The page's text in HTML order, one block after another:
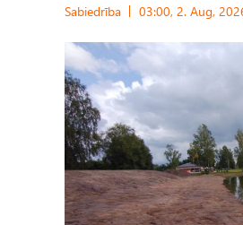
Sabiedrība 03:00, 2. Aug,